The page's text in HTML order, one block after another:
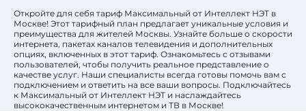
Откройте для себя тариф Максимальный от Интеллект НЭТ в
Москве! Этот тарифный план предлагает уникальные условия и
преимущества для жителей Москвы. Узнайте больше о скорости
интернета, пакетах каналов телевидения и дополнительных
опциях, включенных в этот тариф. Ознакомьтесь с отзывами
пользователей, чтобы получить реальное представление о
качестве услуг. Наши специалисты всегда готовы помочь вам с
подключением и ответить на все ваши вопросы. Подключайтесь
к Максимальный от Интеллект НЭТ и наслаждайтесь
высококачественным интернетом и ТВ в Москве!